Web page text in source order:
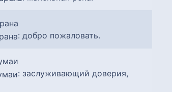
: добро пожаловать.
: заслуживающий доверия,